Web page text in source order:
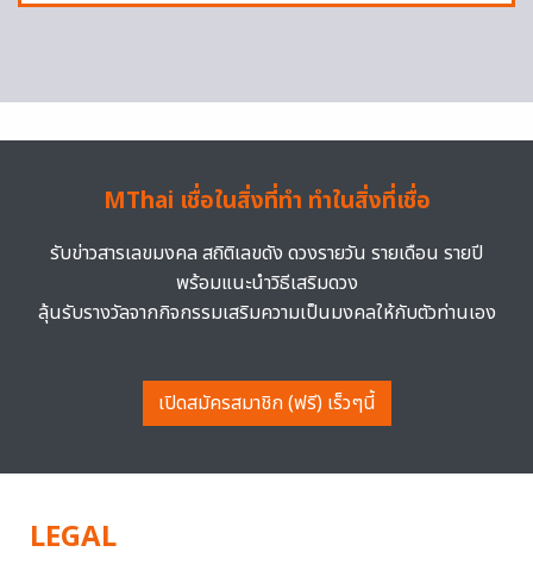
MThai เชื่อในสิ่งที่ทำ ทำในสิ่งที่เชื่อ
รับข่าวสารเลขมงคล สถิติเลขดัง ดวงรายวัน รายเดือน รายปี
พร้อมแนะนำวิธีเสริมดวง
ลุ้นรับรางวัลจากกิจกรรมเสริมความเป็นมงคลให้กับตัวท่านเอง
เปิดสมัครสมาชิก (ฟรี) เร็วๆนี้
LEGAL